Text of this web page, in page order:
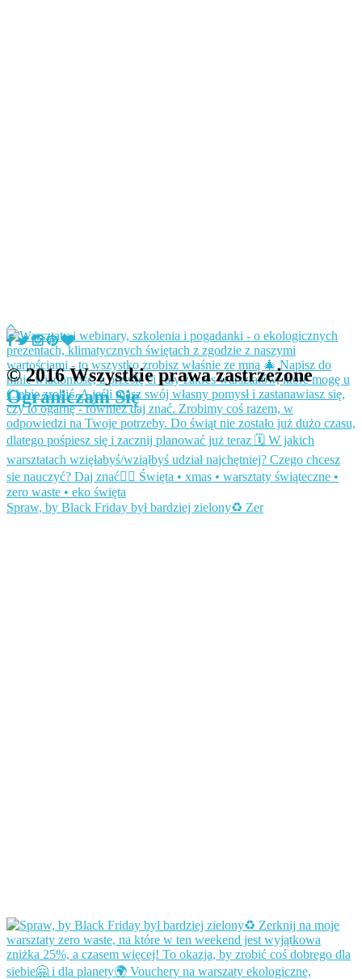
Spraw, by Black Friday był bardziej zielony♻️ Zer
© 2016 Wszystkie prawa zastrzeżone
Ograniczam Się